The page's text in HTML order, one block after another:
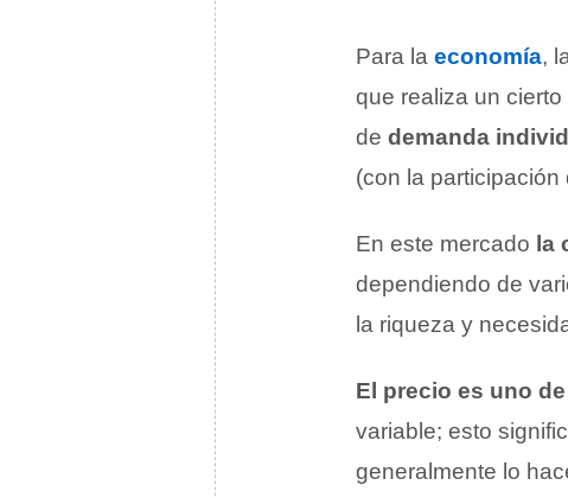
Para la economía,
que realiza un
de demanda
(con la
En este mercado la
dependiendo de
la riqueza y
El precio es uno
variable; esto
generalmente lo